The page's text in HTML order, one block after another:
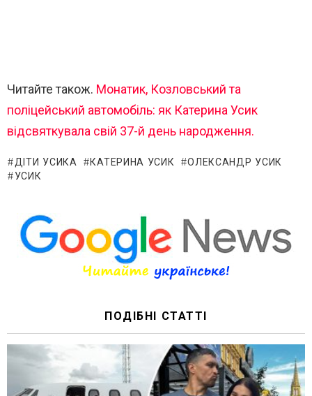
Читайте також. Монатик, Козловський та
поліцейський автомобіль: як Катерина Усик
відсвяткувала свій 37-й день народження.
ДІТИ УСИКА КАТЕРИНА УСИК
ОЛЕКСАНДР УСИК
УСИК
ПОДІБНІ СТАТТІ